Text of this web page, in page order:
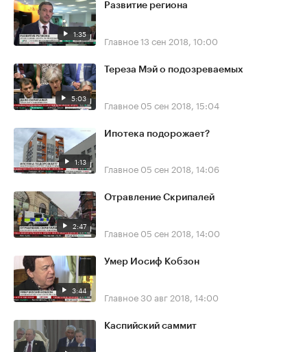
1:35
Развитие региона
Главное13 сен 2018, 10:00
5:03
Тереза Мэй о подозреваемых
Главное 05 сен 2018, 15:04
1:13
Ипотека подорожает?
Главное 05 сен 2018, 14:06
2:47
Отравление Скрипалей
Главное 05 сен 2018, 14:00
3:44
Умер Иосиф Кобзон
Главное30 авг 2018, 14:00
Каспийский саммит